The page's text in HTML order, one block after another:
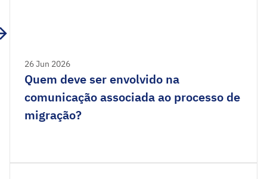
26 Jun 2026
Quem deve ser envolvido na
comunicação associada ao processo de
migração?